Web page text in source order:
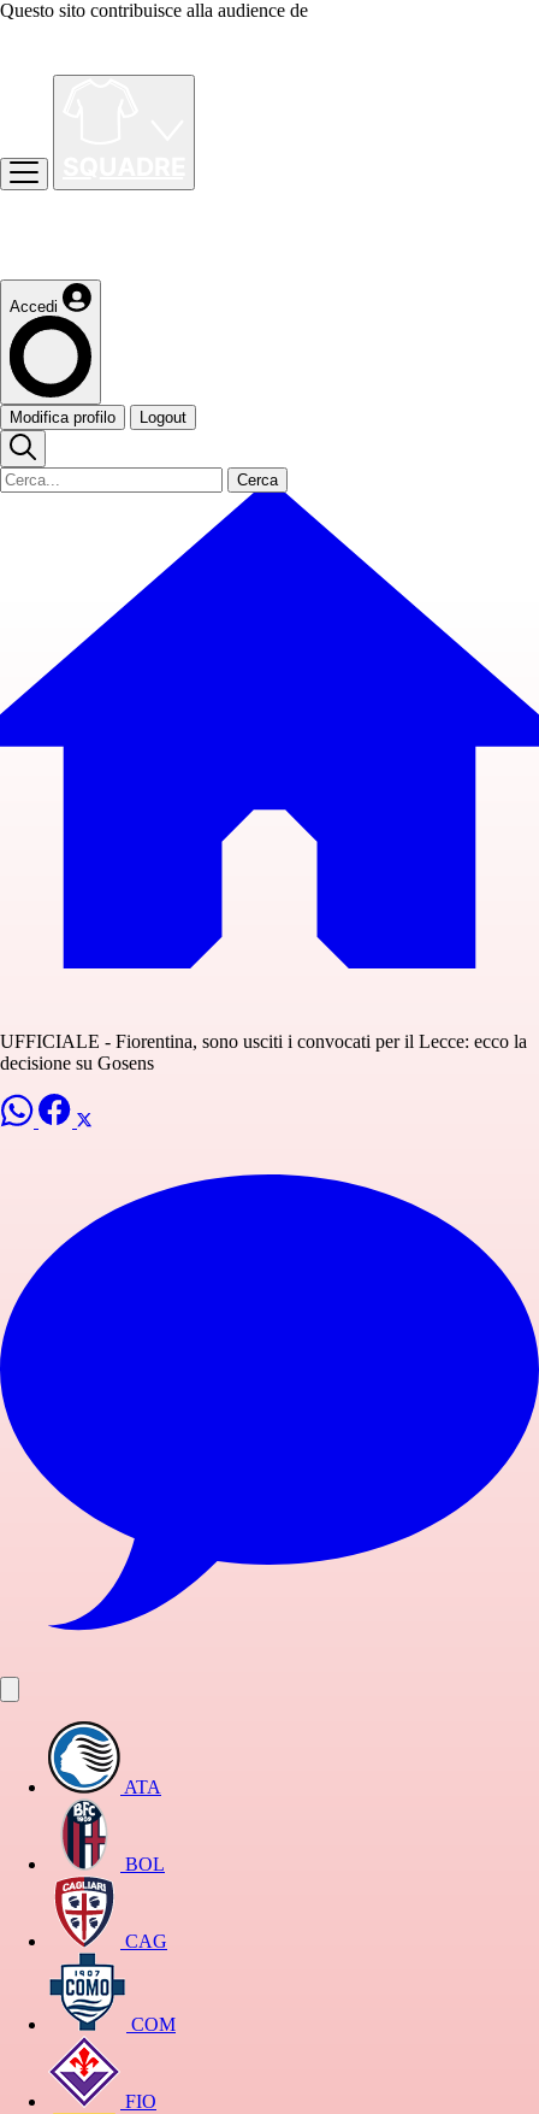
Questo sito contribuisce alla audience de
Accedi
Modifica profilo Logout
Cerca
UFFICIALE - Fiorentina, sono usciti i convocati per il Lecce: ecco la
decisione su Gosens
ATA
BOL
CAG
COM
FIO